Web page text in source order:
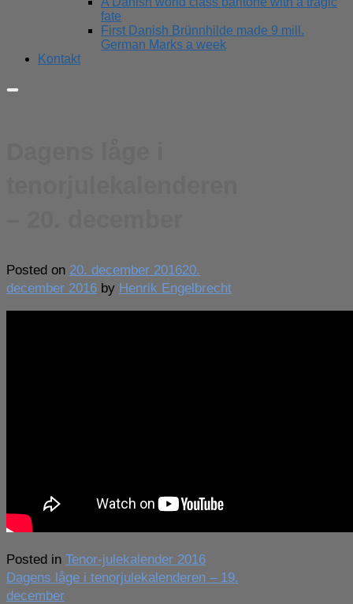
fate
First Danish Brünnhilde made 9 mill.
German Marks a week
Kontakt
Posted on 20. december 201620.
december 2016 by Henrik Engelbrecht
Posted in Tenor-julekalender 2016
Indlægsnavigation
Dagens låge i tenorjulekalenderen – 19.
december